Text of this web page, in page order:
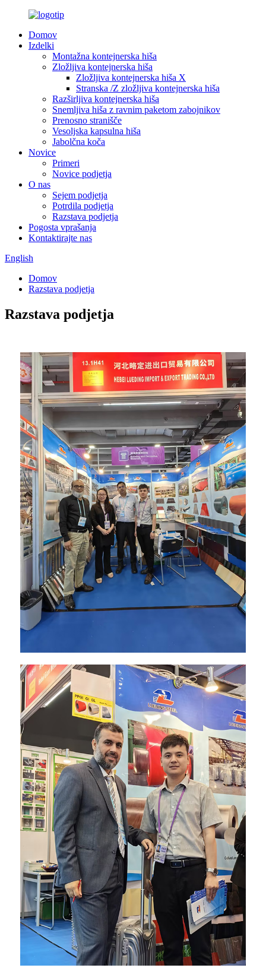
Domov
Izdelki
Montažna kontejnerska hiša
Zložljiva kontejnerska hiša
Zložljiva kontejnerska hiša X
Stranska /Z zložljiva kontejnerska hiša
Razširljiva kontejnerska hiša
Snemljiva hiša z ravnim paketom zabojnikov
Prenosno stranišče
Vesoljska kapsulna hiša
Jabolčna koča
Novice
Primeri
Novice podjetja
O nas
Sejem podjetja
Potrdila podjetja
Razstava podjetja
Pogosta vprašanja
Kontaktirajte nas
English
Domov
Razstava podjetja
Razstava podjetja